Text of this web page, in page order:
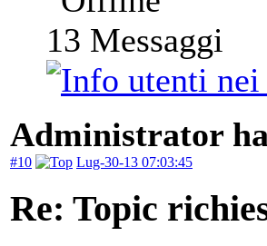
13 Messaggi
Administrator
#10 Lug-30-13 07:03:45
Re: Topic